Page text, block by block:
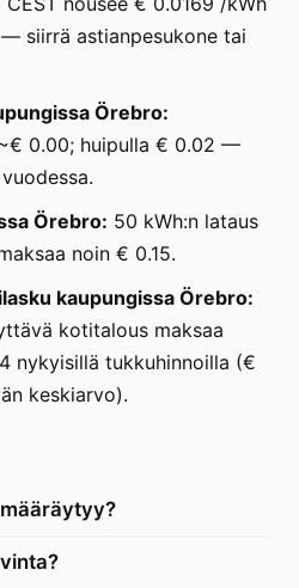
siirrä astianpesukone tai
Örebro:
0.00; huipulla € 0.02 —
Örebro: 50 kWh:n lataus
noin € 0.15.
kaupungissa Örebro:
kotitalous maksaa
nykyisillä tukkuhinnoilla (€
keskiarvo).